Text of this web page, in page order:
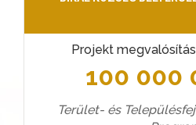
Projekt
100 000
Terület- és